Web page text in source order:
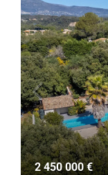
2 450 000 €